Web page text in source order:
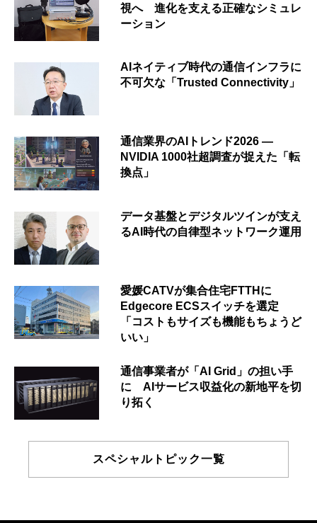
視へ 進化を支える正確なシミュレ
ーション
AIネイティブ時代の通信インフラに
不可欠な「Trusted Connectivity」
通信業界のAIトレンド2026 ―
NVIDIA 1000社超調査が捉えた「転
換点」
データ基盤とデジタルツインが支え
るAI時代の自律型ネットワーク運用
愛媛CATVが集合住宅FTTHに
Edgecore ECSスイッチを選定
「コストもサイズも機能もちょうど
いい」
通信事業者が「AI Grid」の担い手
に AIサービス収益化の新地平を切
り拓く
スペシャルトピック一覧